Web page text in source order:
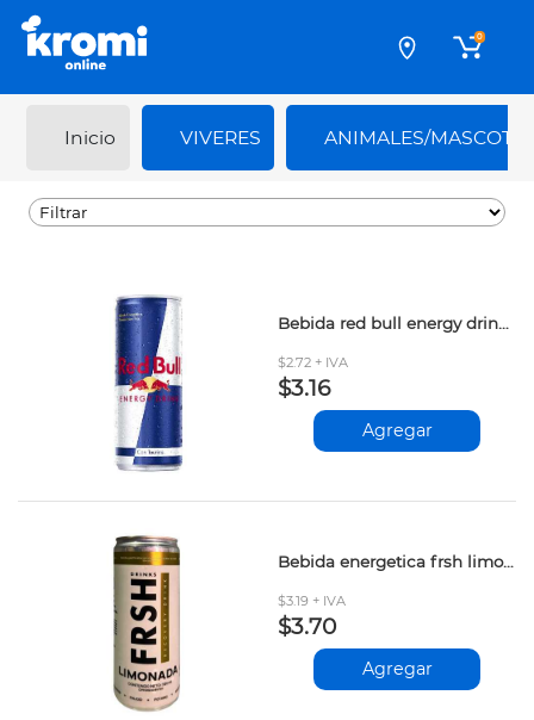
0
Inicio VIVERES ANIMALES/
Bebida red bull energy drink 250ml xx
$2.72 + IVA
$3.16
Agregar
Bebida energetica frsh limonada 355ml
$3.19 + IVA
$3.70
Agregar